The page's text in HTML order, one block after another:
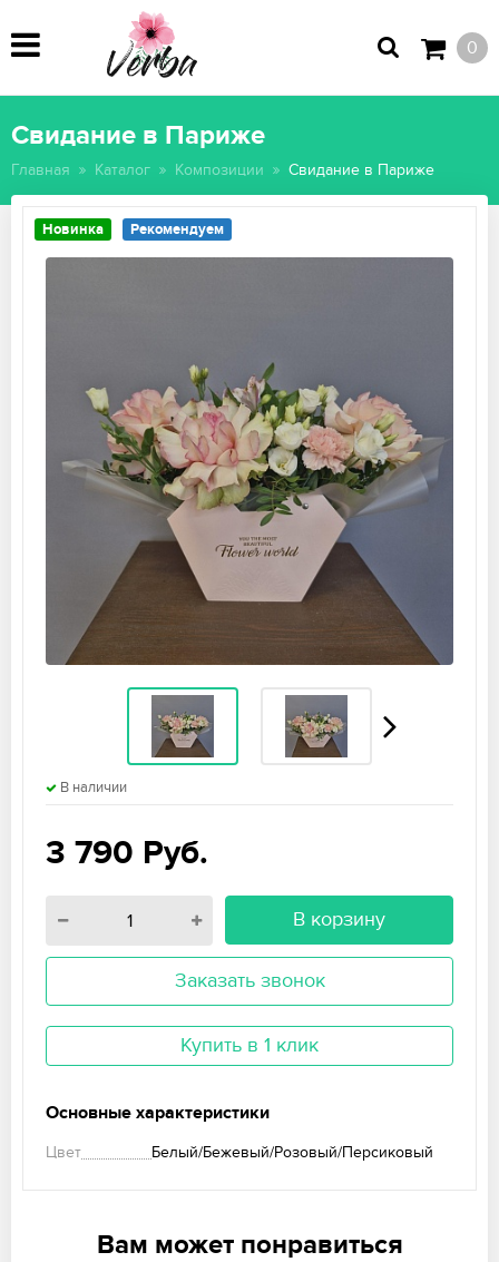
0
Свидание в Париже
Главная Каталог Композиции Свидание в Париже
Новинка Рекомендуем
В наличии
3 790 Руб.
В корзину
Заказать звонок
Купить в 1 клик
Основные характеристики
Цвет Белый/Бежевый/Розовый/Персиковый
Вам может понравиться